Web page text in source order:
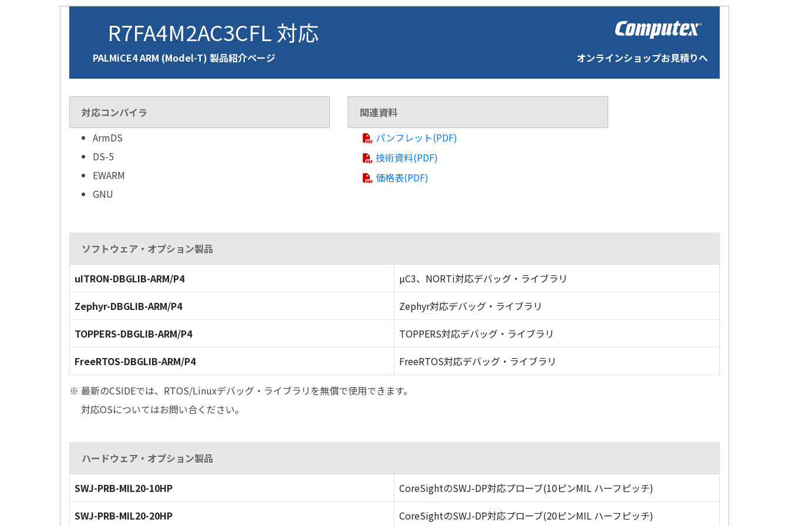
R7FA4M2AC3CFL 対応
PALMiCE4 ARM (Model-T) 製品紹介ページ オンラインショップお見積りへ
対応コンパイラ
ArmDS
DS-5
EWARM
GNU
関連資料
パンフレット(PDF)
技術資料(PDF)
価格表(PDF)
ソフトウェア・オプション製品
uITRON-DBGLIB-ARM/P4
µC3、NORTi対応デバッグ・ライブラリ
Zephyr-DBGLIB-ARM/P4
Zephyr対応デバッグ・ライブラリ
TOPPERS-DBGLIB-ARM/P4
TOPPERS対応デバッグ・ライブラリ
FreeRTOS-DBGLIB-ARM/P4
FreeRTOS対応デバッグ・ライブラリ
※ 最新のCSIDEでは、RTOS/Linuxデバッグ・ライブラリを無償で使用できます。
対応OSについてはお問い合ください。
ハードウェア・オプション製品
SWJ-PRB-MIL20-10HP
CoreSightのSWJ-DP対応プローブ(10ピンMIL ハーフピッチ)
SWJ-PRB-MIL20-20HP
CoreSightのSWJ-DP対応プローブ(20ピンMIL ハーフピッチ)